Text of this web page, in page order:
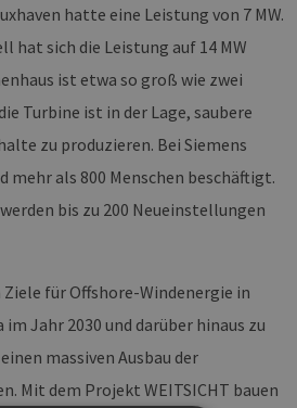
hatte eine Leistung von 7 MW.
hat sich die Leistung auf 14 MW
ist etwa so groß wie zwei
Turbine ist in der Lage, saubere
zu produzieren. Bei Siemens
mehr als 800 Menschen beschäftigt.
bis zu 200 Neueinstellungen
für Offshore-Windenergie in
Jahr 2030 und darüber hinaus zu
massiven Ausbau der
Mit dem Projekt WEITSICHT bauen